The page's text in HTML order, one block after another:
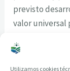
Utilizamos cookies
previsto
valor universal
Mundial